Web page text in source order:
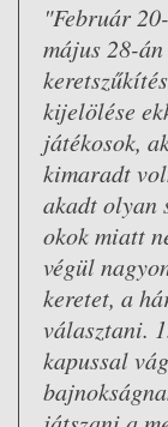
"Február
május 28-
kijelölése
játékosok,
kimaradt
akadt olyan
okok miatt
végül
keretet, a
választani.
kapussal